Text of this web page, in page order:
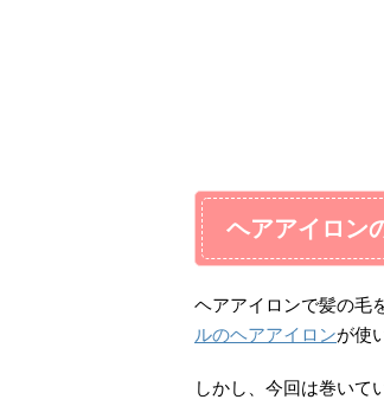
ヘアアイロン
ヘアアイロンで髪の毛
ルのヘアアイロンが使
しかし、今回は巻いて